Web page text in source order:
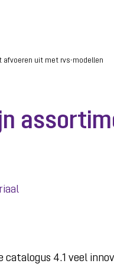
afvoeren uit met rvs-modellen
catalogus 4.1 veel